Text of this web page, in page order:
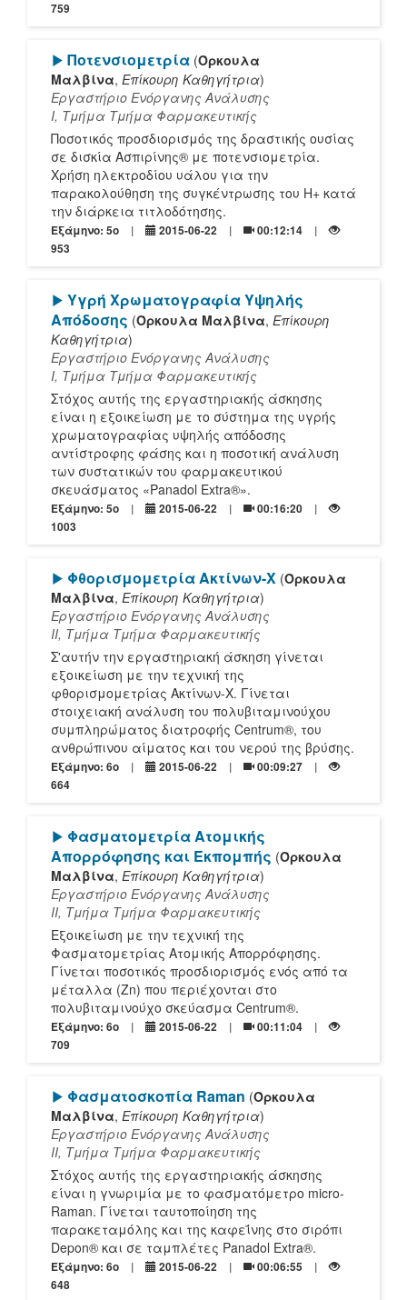
759
[Play]
Ποτενσιομετρία (Όρκουλα
Μαλβίνα, Επίκουρη Καθηγήτρια)
Εργαστήριο Ενόργανης Ανάλυσης
Ι, Τμήμα Tμήμα Φαρμακευτικής
Ποσοτικός προσδιορισμός της δραστικής ουσίας
σε δισκία Ασπιρίνης® με ποτενσιομετρία.
Χρήση ηλεκτροδίου υάλου για την
παρακολούθηση της συγκέντρωσης του Η+ κατά
την διάρκεια τιτλοδότησης.
Εξάμηνο: 5o 2015-06-22
00:12:14
953
[Play]
Υγρή Χρωματογραφία Υψηλής
Απόδοσης (Όρκουλα Μαλβίνα, Επίκουρη
Καθηγήτρια)
Εργαστήριο Ενόργανης Ανάλυσης
Ι, Τμήμα Tμήμα Φαρμακευτικής
Στόχος αυτής της εργαστηριακής άσκησης
είναι η εξοικείωση με το σύστημα της υγρής
χρωματογραφίας υψηλής απόδοσης
αντίστροφης φάσης και η ποσοτική ανάλυση
των συστατικών του φαρμακευτικού
σκευάσματος «Panadol Extra®».
Εξάμηνο: 5o 2015-06-22
00:16:20
1003
[Play]
Φθορισμομετρία Ακτίνων-Χ (Όρκουλα
Μαλβίνα, Επίκουρη Καθηγήτρια)
Εργαστήριο Ενόργανης Ανάλυσης
ΙΙ, Τμήμα Tμήμα Φαρμακευτικής
Σ'αυτήν την εργαστηριακή άσκηση γίνεται
εξοικείωση με την τεχνική της
φθορισμομετρίας Ακτίνων-Χ. Γίνεται
στοιχειακή ανάλυση του πολυβιταμινούχου
συμπληρώματος διατροφής Centrum®, του
ανθρώπινου αίματος και του νερού της βρύσης.
Εξάμηνο: 6o 2015-06-22
00:09:27
664
[Play]
Φασματομετρία Ατομικής
Απορρόφησης και Εκπομπής (Όρκουλα
Μαλβίνα, Επίκουρη Καθηγήτρια)
Εργαστήριο Ενόργανης Ανάλυσης
ΙΙ, Τμήμα Tμήμα Φαρμακευτικής
Εξοικείωση με την τεχνική της
Φασματομετρίας Ατομικής Απορρόφησης.
Γίνεται ποσοτικός προσδιορισμός ενός από τα
μέταλλα (Zn) που περιέχονται στο
πολυβιταμινούχο σκεύασμα Centrum®.
Εξάμηνο: 6o 2015-06-22
00:11:04
709
[Play]
Φασματοσκοπία Raman (Όρκουλα
Μαλβίνα, Επίκουρη Καθηγήτρια)
Εργαστήριο Ενόργανης Ανάλυσης
ΙΙ, Τμήμα Tμήμα Φαρμακευτικής
Στόχος αυτής της εργαστηριακής άσκησης
είναι η γνωριμία με το φασματόμετρο micro-
Raman. Γίνεται ταυτοποίηση της
παρακεταμόλης και της καφεΐνης στο σιρόπι
Depon® και σε ταμπλέτες Panadol Extra®.
Εξάμηνο: 6o 2015-06-22
00:06:55
648